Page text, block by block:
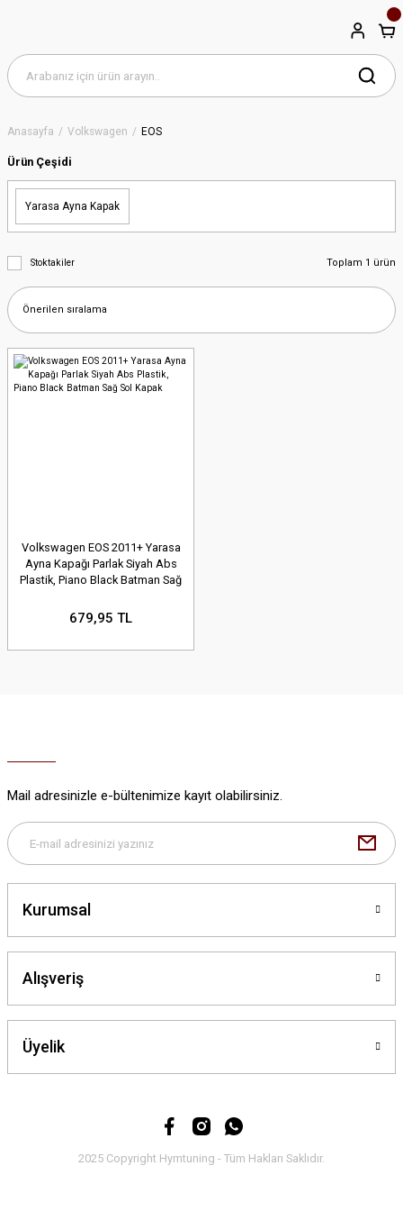
Anasayfa Volkswagen EOS
Ürün Çeşidi
Yarasa Ayna Kapak
Stoktakiler Toplam 1 ürün
Volkswagen EOS 2011+ Yarasa
Ayna Kapağı Parlak Siyah Abs
Plastik, Piano Black Batman Sağ
679,95 TL
Mail adresinizle e-bültenimize kayıt olabilirsiniz.
Kurumsal
Alışveriş
Üyelik
2025 Copyright Hymtuning - Tüm Hakları Saklıdır.